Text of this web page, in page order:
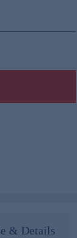
& Details